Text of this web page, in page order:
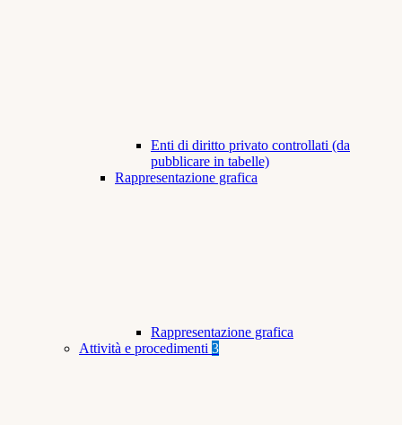
Enti di diritto privato controllati (da
pubblicare in tabelle)
Rappresentazione grafica
Rappresentazione grafica
Attività e procedimenti 3